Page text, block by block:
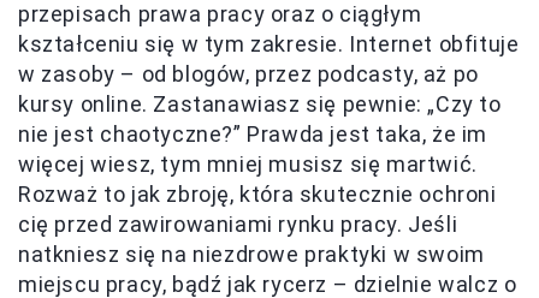
przepisach prawa pracy oraz o ciągłym
kształceniu się w tym zakresie. Internet obfituje
w zasoby – od blogów, przez podcasty, aż po
kursy online. Zastanawiasz się pewnie: „Czy to
nie jest chaotyczne?” Prawda jest taka, że im
więcej wiesz, tym mniej musisz się martwić.
Rozważ to jak zbroję, która skutecznie ochroni
cię przed zawirowaniami rynku pracy. Jeśli
natkniesz się na niezdrowe praktyki w swoim
miejscu pracy, bądź jak rycerz – dzielnie walcz o